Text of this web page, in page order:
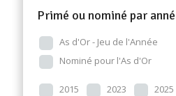
Primé ou nominé par
As d'Or - Jeu de l'Année
Nominé pour l'As d'Or
2015 2023
2025